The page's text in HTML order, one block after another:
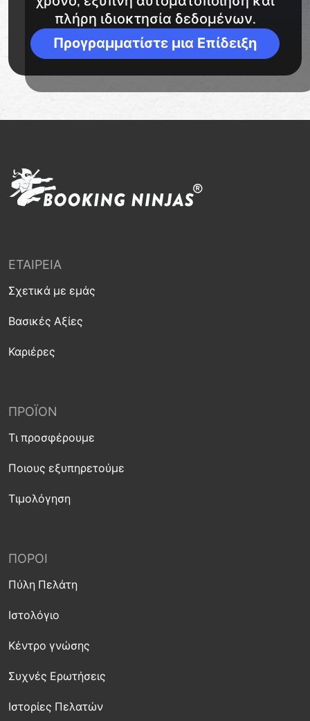
πλήρη ιδιοκτησία δεδομένων.
Προγραμματίστε μια Επίδειξη
ΕΤΑΙΡΕΊΑ
Σχετικά με εμάς
Βασικές Αξίες
Καριέρες
ΠΡΟΪΌΝ
Τι προσφέρουμε
Ποιους εξυπηρετούμε
Τιμολόγηση
ΠΌΡΟΙ
Πύλη Πελάτη
Ιστολόγιο
Κέντρο γνώσης
Συχνές Ερωτήσεις
Ιστορίες Πελατών